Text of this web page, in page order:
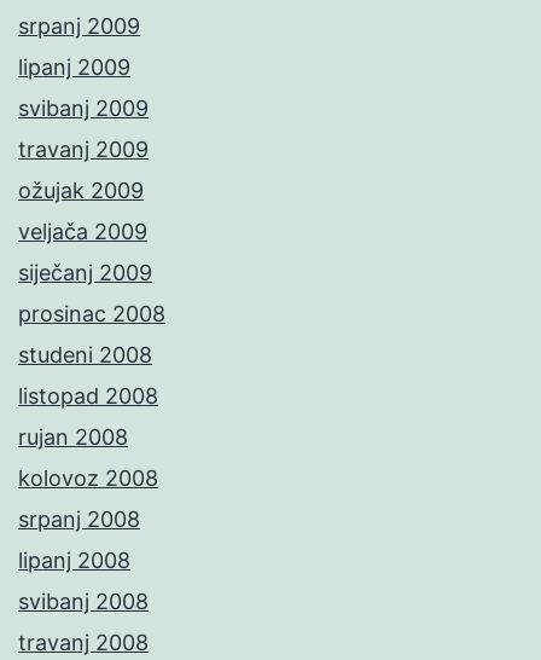
srpanj 2009
lipanj 2009
svibanj 2009
travanj 2009
ožujak 2009
veljača 2009
siječanj 2009
prosinac 2008
studeni 2008
listopad 2008
rujan 2008
kolovoz 2008
srpanj 2008
lipanj 2008
svibanj 2008
travanj 2008